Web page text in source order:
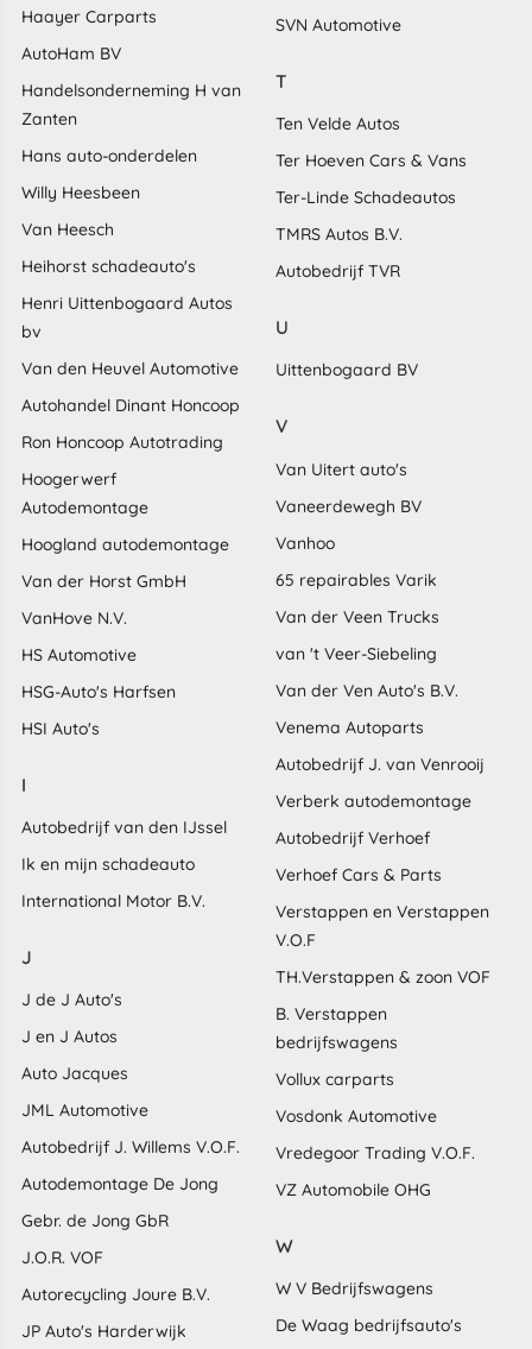
Haayer Carparts
AutoHam BV
Handelsonderneming H van
Zanten
Hans auto-onderdelen
Willy Heesbeen
Van Heesch
Heihorst schadeauto's
Henri Uittenbogaard Autos
bv
Van den Heuvel Automotive
Autohandel Dinant Honcoop
Ron Honcoop Autotrading
Hoogerwerf
Autodemontage
Hoogland autodemontage
Van der Horst GmbH
VanHove N.V.
HS Automotive
HSG-Auto's Harfsen
HSI Auto's
I
Autobedrijf van den IJssel
Ik en mijn schadeauto
International Motor B.V.
J
J de J Auto's
J en J Autos
Auto Jacques
JML Automotive
Autobedrijf J. Willems V.O.F.
Autodemontage De Jong
Gebr. de Jong GbR
J.O.R. VOF
Autorecycling Joure B.V.
JP Auto's Harderwijk
SVN Automotive
T
Ten Velde Autos
Ter Hoeven Cars & Vans
Ter-Linde Schadeautos
TMRS Autos B.V.
Autobedrijf TVR
U
Uittenbogaard BV
V
Van Uitert auto's
Vaneerdewegh BV
Vanhoo
65 repairables Varik
Van der Veen Trucks
van 't Veer-Siebeling
Van der Ven Auto's B.V.
Venema Autoparts
Autobedrijf J. van Venrooij
Verberk autodemontage
Autobedrijf Verhoef
Verhoef Cars & Parts
Verstappen en Verstappen
V.O.F
TH.Verstappen & zoon VOF
B. Verstappen
bedrijfswagens
Vollux carparts
Vosdonk Automotive
Vredegoor Trading V.O.F.
VZ Automobile OHG
W
W V Bedrijfswagens
De Waag bedrijfsauto's